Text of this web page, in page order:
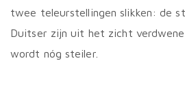
twee teleurstellingen slikken: de
Duitser zijn uit het zicht
wordt nóg steiler.